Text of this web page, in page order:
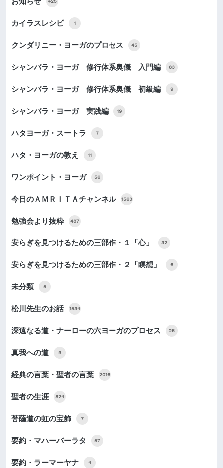
425
カイラスレシピ 1
クンダリニー・ヨーガのプロセス 45
シャンバラ・ヨーガ 修行体系奥儀 入門編 83
シャンバラ・ヨーガ 修行体系奥儀 初級編 9
シャンバラ・ヨーガ 実践編 19
ハタヨーガ・スートラ 7
ハタ・ヨーガの教え 11
ワンポイント・ヨーガ 56
今日のＡＭＲＩＴＡチャンネル 1563
勉強会より抜粋 487
安らぎを見つけるための三部作・１「心」 32
安らぎを見つけるための三部作・２「瞑想」 6
未分類 5
松川先生のお話 1534
深遠なる道・ナーローの六ヨーガのプロセス 25
真我への道 9
経典の言葉・聖者の言葉 2016
聖者の生涯 824
菩薩道の虹の宝飾 7
要約・マハーバーラタ 57
要約・ラーマーヤナ 4